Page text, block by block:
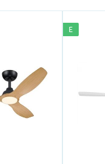
E